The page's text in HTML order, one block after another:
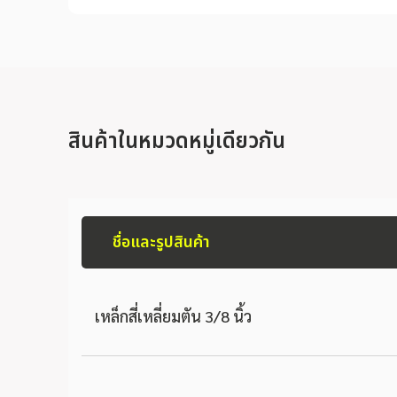
สินค้าในหมวดหมู่เดียวกัน
ชื่อและรูปสินค้า
เหล็กสี่เหลี่ยมตัน 3/8 นิ้ว